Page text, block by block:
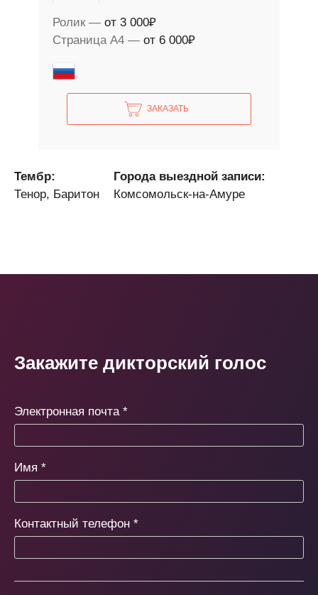
Ролик
от 3 000₽
Страница А4
от 6 000₽
ЗАКАЗАТЬ
Тембр:
Города выездной записи:
Тенор, Баритон
Комсомольск-на-Амуре
Закажите дикторский голос
Электронная почта *
Имя *
Контактный телефон *